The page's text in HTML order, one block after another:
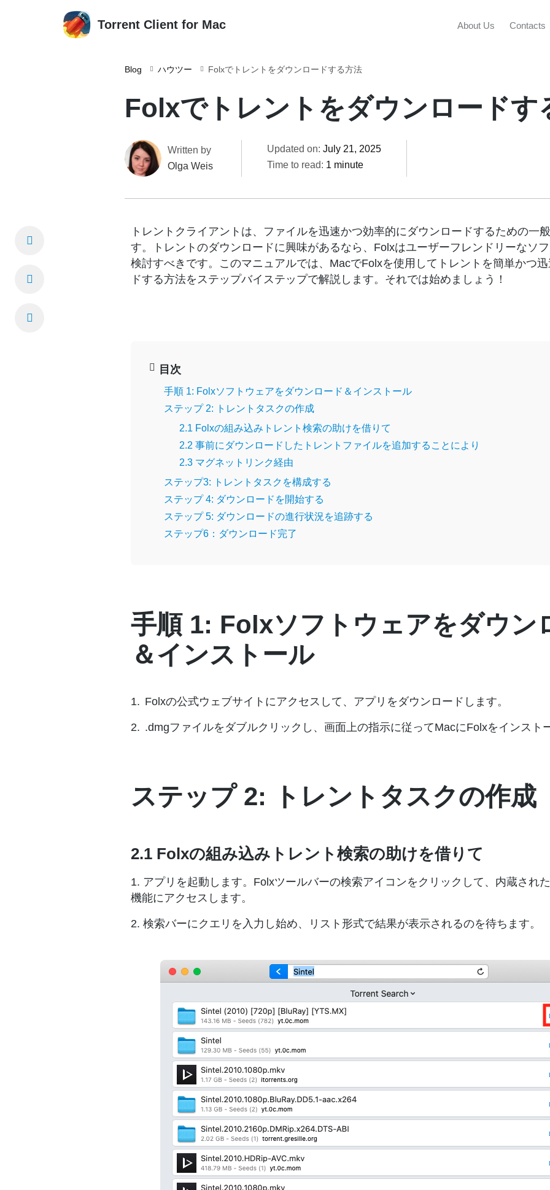
Torrent Client for Mac About Us Contacts
Blog ハウツー Folxでトレントをダウンロードする方法
Folxでトレントをダウンロードす
Written by
Olga Weis
Updated on: July 21, 2025
Time to read: 1 minute
トレントクライアントは、ファイルを迅速かつ効率的にダウンロードするための一
す。トレントのダウンロードに興味があるなら、Folxはユーザーフレンドリーなソ
検討すべきです。このマニュアルでは、MacでFolxを使用してトレントを簡単かつ
ドする方法をステップバイステップで解説します。それでは始めましょう！
目次
手順 1: Folxソフトウェアをダウンロード＆インストール
ステップ 2: トレントタスクの作成
2.1 Folxの組み込みトレント検索の助けを借りて
2.2 事前にダウンロードしたトレントファイルを追加することにより
2.3 マグネットリンク経由
ステップ3: トレントタスクを構成する
ステップ 4: ダウンロードを開始する
ステップ 5: ダウンロードの進行状況を追跡する
ステップ6：ダウンロード完了
手順 1: Folxソフトウェアをダウン
＆インストール
Folxの公式ウェブサイトにアクセスして、アプリをダウンロードします。
.dmgファイルをダブルクリックし、画面上の指示に従ってMacにFolxをインスト
ステップ 2: トレントタスクの作成
2.1 Folxの組み込みトレント検索の助けを借りて
1. アプリを起動します。Folxツールバーの検索アイコンをクリックして、内蔵され
機能にアクセスします。
2. 検索バーにクエリを入力し始め、リスト形式で結果が表示されるのを待ちます。